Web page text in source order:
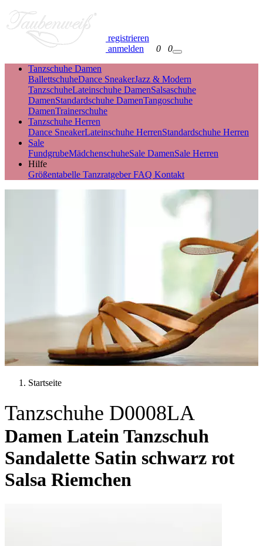
registrieren
anmelden
0
0
Tanzschuhe Damen
BallettschuheDance SneakerJazz & Modern
TanzschuheLateinschuhe DamenSalsaschuhe
DamenStandardschuhe DamenTangoschuhe
DamenTrainerschuhe
Tanzschuhe Herren
Dance SneakerLateinschuhe HerrenStandardschuhe Herren
Sale
FundgrubeMädchenschuheSale DamenSale Herren
Hilfe
Größentabelle TanzratgeberFAQ Kontakt
Startseite
Tanzschuhe D0008LA
Damen Latein Tanzschuh
Sandalette Satin schwarz rot
Salsa Riemchen